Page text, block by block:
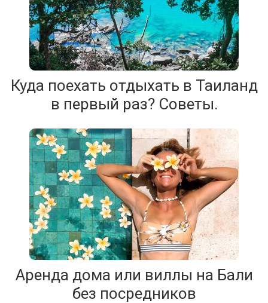
Куда поехать отдыхать в Таиланд
в первый раз? Советы.
Аренда дома или виллы на Бали
без посредников